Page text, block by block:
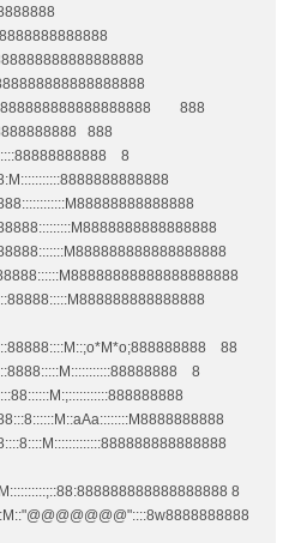
888
888
8
88
8
8